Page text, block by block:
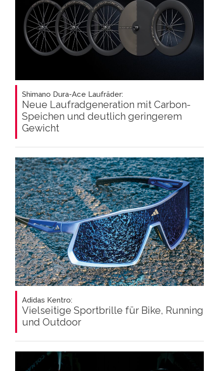
Shimano Dura-Ace Laufräder:
Neue Laufradgeneration mit Carbon-
Speichen und deutlich geringerem
Gewicht
Adidas Kentro:
Vielseitige Sportbrille für Bike, Running
und Outdoor